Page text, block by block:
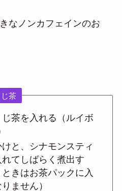
なノンカフェインのお
茶
茶を入れる（ルイボ
と、シナモンスティ
てしばらく煮出す
ときはお茶パックに入
ません）